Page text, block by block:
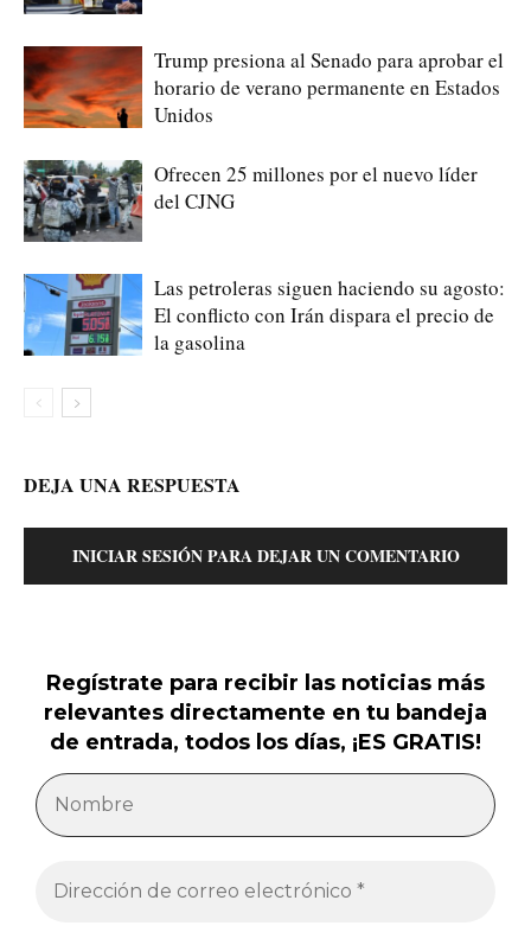
Trump presiona al Senado para aprobar el
horario de verano permanente en Estados
Unidos
Ofrecen 25 millones por el nuevo líder
del CJNG
Las petroleras siguen haciendo su agosto:
El conflicto con Irán dispara el precio de
la gasolina
DEJA UNA RESPUESTA
INICIAR SESIÓN PARA DEJAR UN COMENTARIO
Regístrate para recibir las noticias más
relevantes directamente en tu bandeja
de entrada, todos los días, ¡ES GRATIS!